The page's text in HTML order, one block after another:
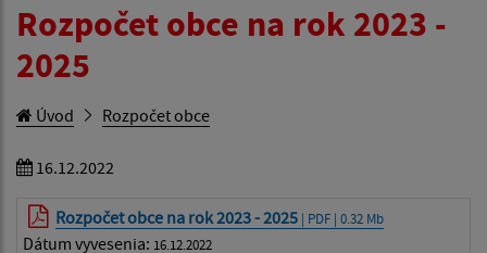
Rozpočet obce na rok 2023 -
2025
Úvod Rozpočet obce
16.12.2022
Rozpočet obce na rok 2023 - 2025 | PDF | 0.32 Mb
Dátum vyvesenia: 16.12.2022